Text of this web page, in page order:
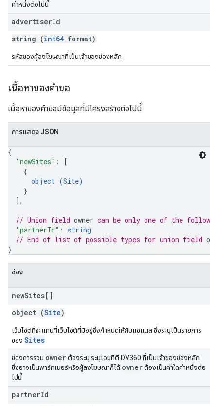
ค่าหนึ่งต่อไปนี้
advertiserId
string (int64 format)
รหัสของผู้ลงโฆษณาที่เป็นเจ้าของช่องหลัก
เนื้อหาของคำขอ
เนื้อหาของคำขอมีข้อมูลที่มีโครงสร้างต่อไปนี้
การแสดง JSON
{
"newSites" :
[
{
object (Site)
}
] ,
// Union field owner can be only one of the
"partnerId" : string
// End of list of possible types for union field
}
ช่อง
newSites[]
object (Site)
เว็บไซต์ที่จะแทนที่เว็บไซต์ที่มีอยู่ซึ่งกำหนดให้กับแชแนล ซึ่งระบุเป็นรายการ
ของ Sites
ช่องการรวม ownerต้องระบุ ระบุเอนทิตี DV360 ที่เป็นเจ้าของช่องหลัก
ซึ่งอาจเป็นพาร์ทเนอร์หรือผู้ลงโฆษณาก็ได้ ownerต้องเป็นค่าใดค่าหนึ่งต่อ
ไปนี้
partnerId